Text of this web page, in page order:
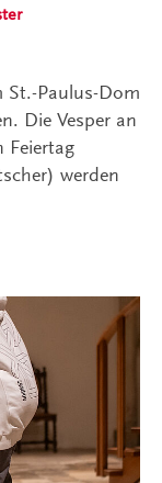
Paulus-Dom
Die Vesper an
Feiertag
werden